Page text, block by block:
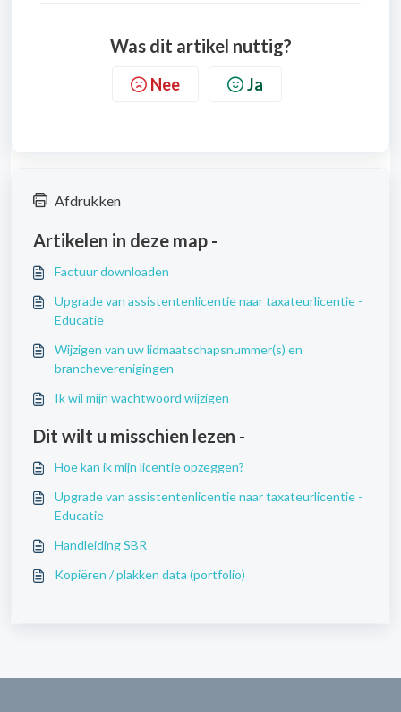
Was dit artikel nuttig?
Nee Ja
Afdrukken
Artikelen in deze map -
Factuur downloaden
Upgrade van assistentenlicentie naar taxateurlicentie -
Educatie
Wijzigen van uw lidmaatschapsnummer(s) en
brancheverenigingen
Ik wil mijn wachtwoord wijzigen
Dit wilt u misschien lezen -
Hoe kan ik mijn licentie opzeggen?
Upgrade van assistentenlicentie naar taxateurlicentie -
Educatie
Handleiding SBR
Kopiëren / plakken data (portfolio)